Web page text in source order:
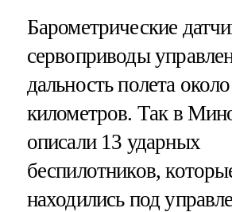
Барометрические
сервоприводы
дальность полета
километров. Так в
описали 13 ударных
беспилотников,
находились под